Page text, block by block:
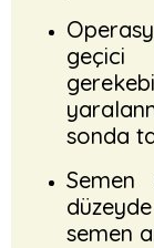
geçici
sonda
Semen
semen